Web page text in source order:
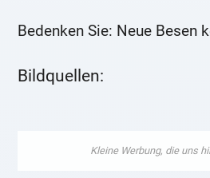
Bedenken Sie: Neue Besen
Bildquellen: